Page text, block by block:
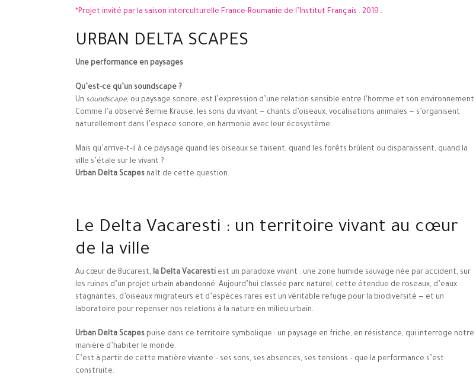
*Projet invité par la saison interculturelle France-Roumanie de l’Institut Français . 2019 .
URBAN DELTA SCAPES
Une performance en paysages
Qu’est-ce qu’un soundscape ?
Un soundscape, ou paysage sonore, est l’expression d’une relation sensible entre l’homme et son environnement.
Comme l’a observé Bernie Krause, les sons du vivant — chants d’oiseaux, vocalisations animales — s’organisent
naturellement dans l’espace sonore, en harmonie avec leur écosystème.
Mais qu’arrive-t-il à ce paysage quand les oiseaux se taisent, quand les forêts brûlent ou disparaissent, quand la
ville s’étale sur le vivant ?
Urban Delta Scapes naît de cette question.
Le Delta Vacaresti : un territoire vivant au cœur
de la ville
Au cœur de Bucarest, la Delta Vacaresti est un paradoxe vivant : une zone humide sauvage née par accident, sur
les ruines d’un projet urbain abandonné. Aujourd’hui classée parc naturel, cette étendue de roseaux, d’eaux
stagnantes, d’oiseaux migrateurs et d’espèces rares est un véritable refuge pour la biodiversité — et un
laboratoire pour repenser nos relations à la nature en milieu urbain.
Urban Delta Scapes puise dans ce territoire symbolique : un paysage en friche, en résistance, qui interroge notre
manière d’habiter le monde.
C’est à partir de cette matière vivante – ses sons, ses absences, ses tensions – que la performance s’est
construite.